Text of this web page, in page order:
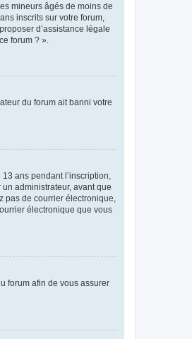
mineurs âgés de moins de
inscrits sur votre forum,
d’assistance légale
forum ? ».
du forum ait banni votre
ans pendant l’inscription,
administrateur, avant que
pas de courrier électronique,
électronique que vous
forum afin de vous assurer